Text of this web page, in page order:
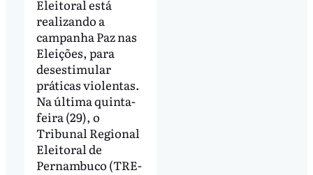
Eleitoral está
realizando a
campanha Paz nas
Eleições, para
desestimular
práticas violentas.
Na última quinta-
feira (29), o
Tribunal Regional
Eleitoral de
Pernambuco (TRE-